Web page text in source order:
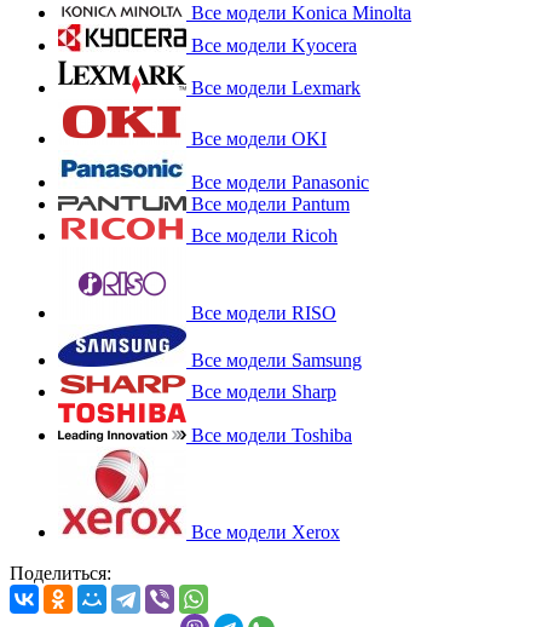
Все модели Konica Minolta
Все модели Kyocera
Все модели Lexmark
Все модели OKI
Все модели Panasonic
Все модели Pantum
Все модели Ricoh
Все модели RISO
Все модели Samsung
Все модели Sharp
Все модели Toshiba
Все модели Xerox
Поделиться: